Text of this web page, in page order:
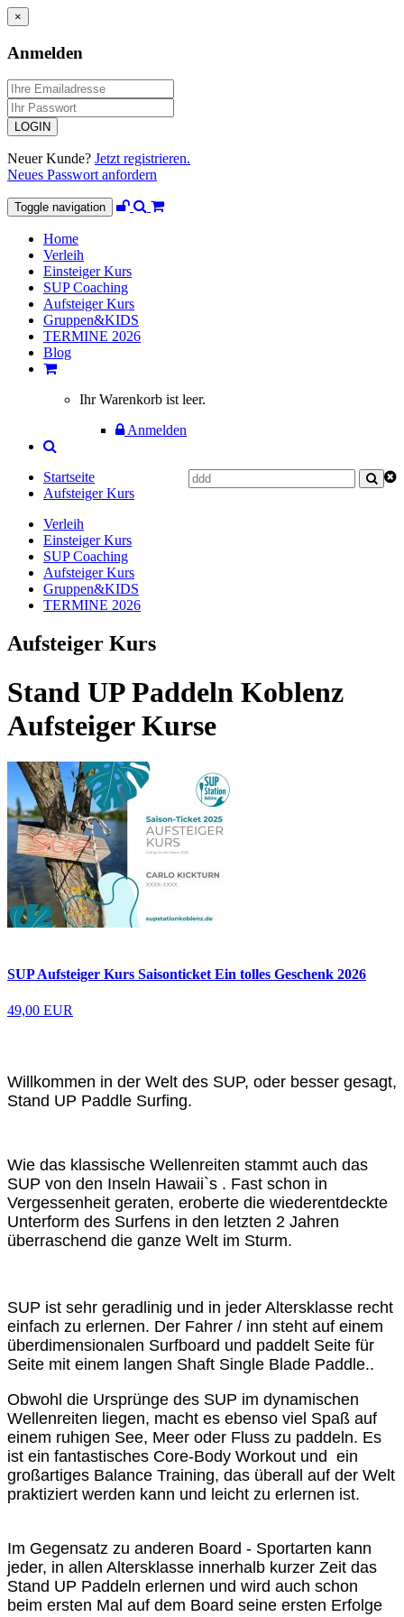
×
Anmelden
Neuer Kunde? Jetzt registrieren.
Neues Passwort anfordern
Toggle navigation
Home
Verleih
Einsteiger Kurs
SUP Coaching
Aufsteiger Kurs
Gruppen&KIDS
TERMINE 2026
Blog
Ihr Warenkorb ist leer.
Anmelden
Startseite
Aufsteiger Kurs
Verleih
Einsteiger Kurs
SUP Coaching
Aufsteiger Kurs
Gruppen&KIDS
TERMINE 2026
Aufsteiger Kurs
Stand UP Paddeln Koblenz
Aufsteiger Kurse
SUP Aufsteiger Kurs Saisonticket Ein tolles Geschenk 2026
49,00 EUR
Willkommen in der Welt des SUP, oder besser gesagt,
Stand UP Paddle Surfing.
Wie das klassische Wellenreiten stammt auch das
SUP von den Inseln Hawaii`s . Fast schon in
Vergessenheit geraten, eroberte die wiederentdeckte
Unterform des Surfens in den letzten 2 Jahren
überraschend die ganze Welt im Sturm.
SUP ist sehr geradlinig und in jeder Altersklasse recht
einfach zu erlernen. Der Fahrer / inn steht auf einem
überdimensionalen Surfboard und paddelt Seite für
Seite mit einem langen Shaft Single Blade Paddle..
Obwohl die Ursprünge des SUP im dynamischen
Wellenreiten liegen, macht es ebenso viel Spaß auf
einem ruhigen See, Meer oder Fluss zu paddeln. Es
ist ein fantastisches Core-Body Workout und ein
großartiges Balance Training, das überall auf der Welt
praktiziert werden kann und leicht zu erlernen ist.
Im Gegensatz zu anderen Board - Sportarten kann
jeder, in allen Altersklasse innerhalb kurzer Zeit das
Stand UP Paddeln erlernen und wird auch schon
beim ersten Mal auf dem Board seine ersten Erfolge